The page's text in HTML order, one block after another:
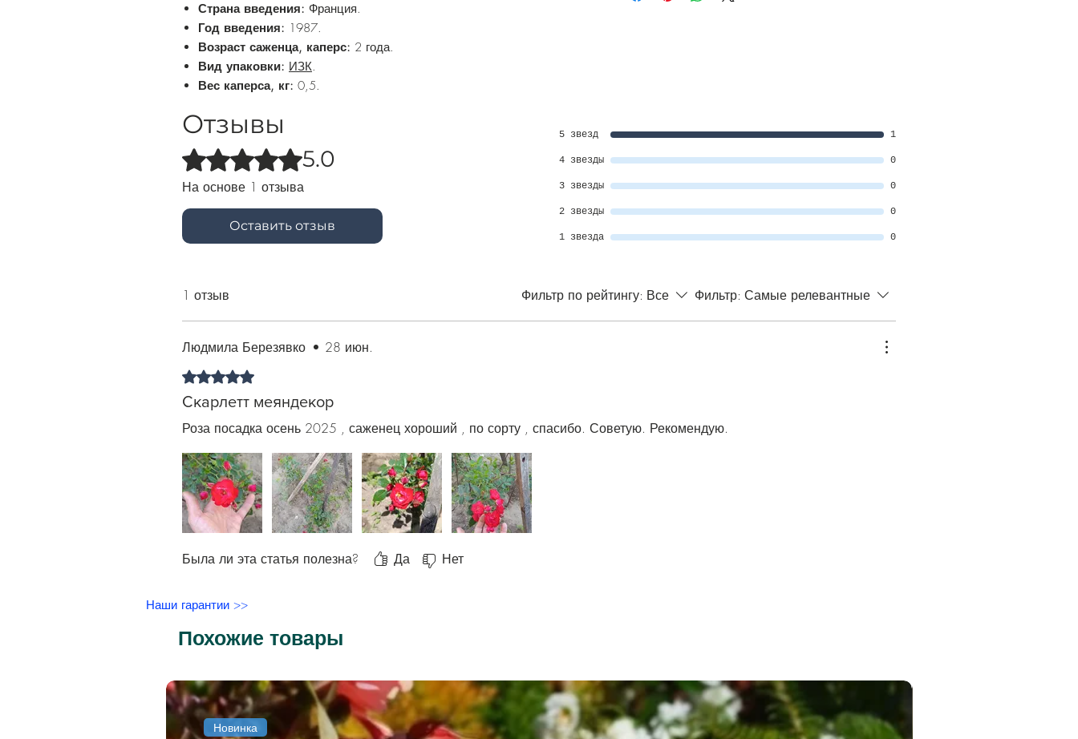
Страна введения: Франция.
Год введения: 1987.
Возраст саженца, каперс: 2 года.
Вид упаковки: ИЗК.
Вес каперса, кг: 0,5.
Отзывы
Оценка: 5 из 5 звезд.5.0
На основе 1 отзыва
Оставить отзыв
5 звезд 1
4 звезды 0
3 звезды 0
2 звезды 0
1 звезда 0
1 отзыв Фильтр по рейтингу: Все Фильтр: Самые релевантные
Людмила Березявко • 28 июн.
Оценка: 5 из 5 звезд.
Скарлетт меяндекор
Роза посадка осень 2025 , саженец хороший , по сорту , спасибо. Советую. Рекомендую.
Была ли эта статья полезна? Да Нет
Наши гарантии >>
Похожие товары
Новинка